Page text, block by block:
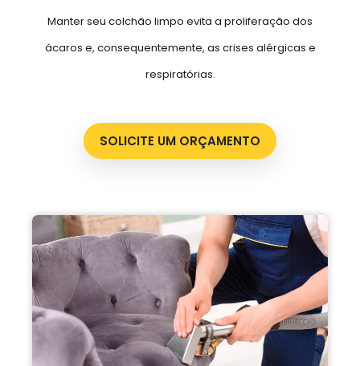
Manter seu colchão limpo evita a proliferação dos
ácaros e, consequentemente, as crises alérgicas e
respiratórias.
SOLICITE UM ORÇAMENTO